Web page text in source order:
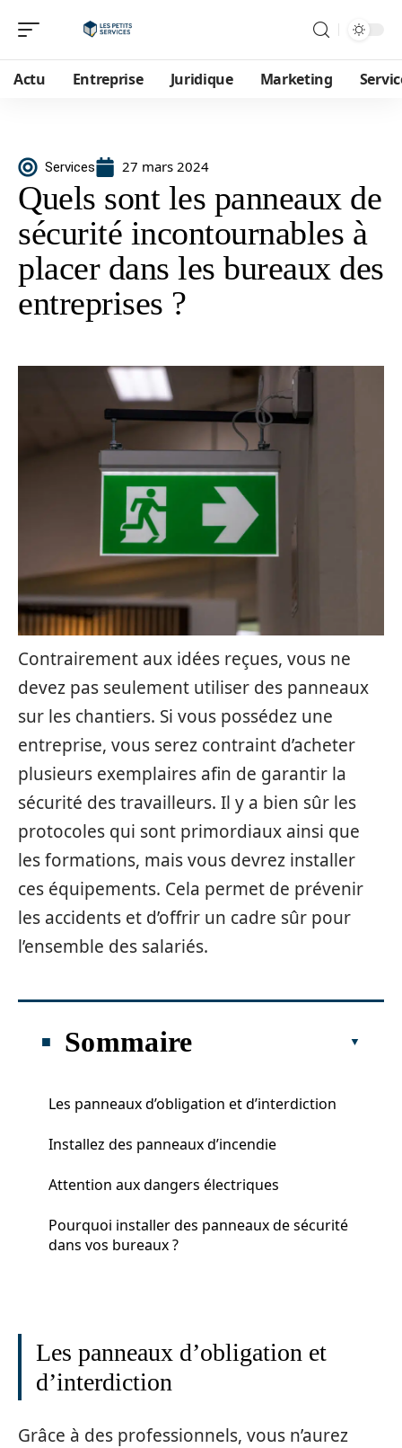
Actu Entreprise Juridique Marketing
Services 27 mars 2024
Quels sont les panneaux de
sécurité incontournables à
placer dans les bureaux des
entreprises ?
Contrairement aux idées reçues, vous ne
devez pas seulement utiliser des panneaux
sur les chantiers. Si vous possédez une
entreprise, vous serez contraint d’acheter
plusieurs exemplaires afin de garantir la
sécurité des travailleurs. Il y a bien sûr les
protocoles qui sont primordiaux ainsi que
les formations, mais vous devrez installer
ces équipements. Cela permet de prévenir
les accidents et d’offrir un cadre sûr pour
l’ensemble des salariés.
Sommaire
Les panneaux d’obligation et d’interdiction
Installez des panneaux d’incendie
Attention aux dangers électriques
Pourquoi installer des panneaux de sécurité
dans vos bureaux ?
Les panneaux d’obligation et
d’interdiction
Grâce à des professionnels, vous n’aurez